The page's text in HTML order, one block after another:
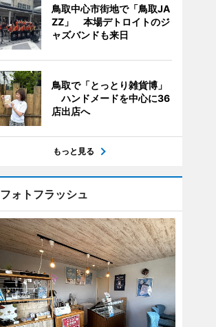
鳥取中心市街地で「鳥取JA
ZZ」 本場デトロイトのジ
ャズバンドも来日
鳥取で「とっとり雑貨博」
ハンドメードを中心に36
店出店へ
もっと見る
フォトフラッシュ